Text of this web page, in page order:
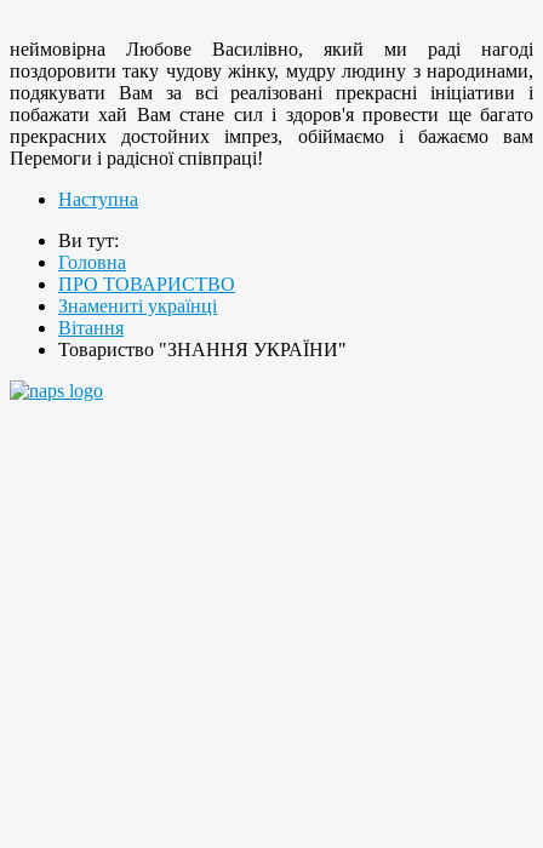
неймовірна Любове Василівно, який ми раді нагоді
поздоровити таку чудову жінку, мудру людину з народинами,
подякувати Вам за всі реалізовані прекрасні ініціативи і
побажати хай Вам стане сил і здоров'я провести ще багато
прекрасних достойних імпрез, обіймаємо і бажаємо вам
Перемоги і радісної співпраці!
Наступна
Ви тут:
Головна
ПРО ТОВАРИСТВО
Знамениті українці
Вітання
Товариство "ЗНАННЯ УКРАЇНИ"